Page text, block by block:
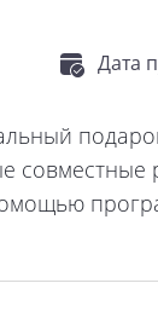
Дата